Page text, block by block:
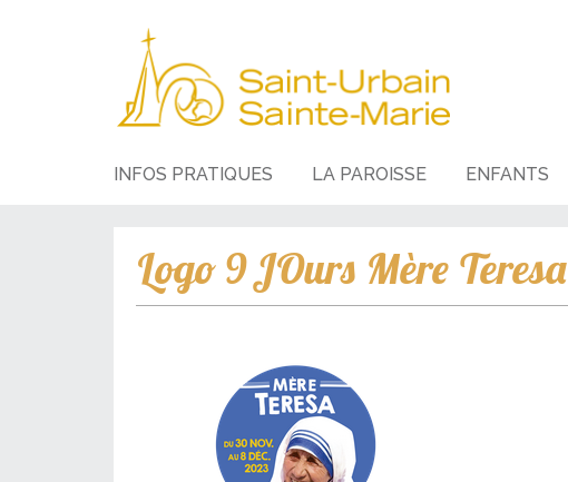
INFOS PRATIQUES LA PAROISSE ENFANTS
Logo 9 JOurs Mère Teresa